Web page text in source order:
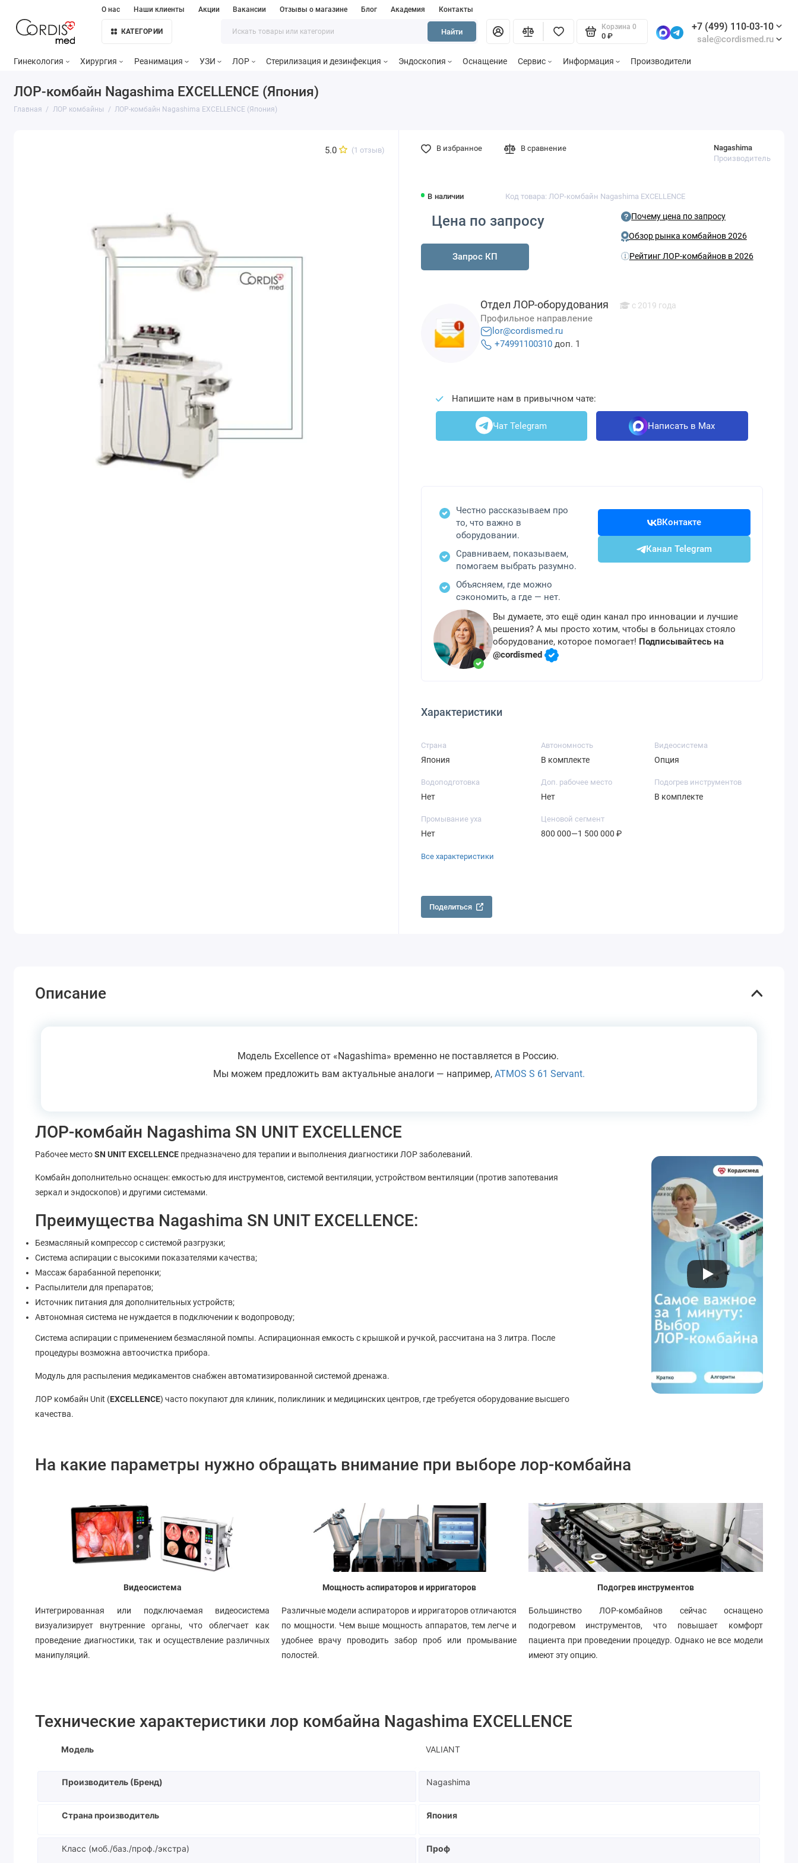
О нас Наши клиенты Акции Вакансии Отзывы о магазине Блог Академия Контакты
КАТЕГОРИИ Найти
Корзина 0
0 ₽
+7 (499) 110-03-10
sale@cordismed.ru
Гинекология Хирургия Реанимация УЗИ ЛОР Стерилизация и дезинфекция Эндоскопия Оснащение Сервис Информация Производители
ЛОР-комбайн Nagashima EXCELLENCE (Япония)
Главная ЛОР комбайны ЛОР-комбайн Nagashima EXCELLENCE (Япония)
5.0 (1 отзыв)
В наличии Код товара: ЛОР-комбайн Nagashima EXCELLENCE
Nagashima
Производитель
Цена по запросу
Запрос КП
Почему цена по запросу
Обзор рынка комбайнов 2026
Рейтинг ЛОР-комбайнов в 2026
В избранное В сравнение
Отдел ЛОР-оборудования c 2019 года
Профильное направление
lor@cordismed.ru
+74991100310 доп. 1
Напишите нам в привычном чате:
Чат Telegram Написать в Max
Честно рассказываем про
то, что важно в
оборудовании.
Сравниваем, показываем,
помогаем выбрать разумно.
Объясняем, где можно
сэкономить, а где — нет.
ВКонтакте
Канал Telegram
Вы думаете, это ещё один канал про инновации и лучшие
решения? А мы просто хотим, чтобы в больницах стояло
оборудование, которое помогает! Подписывайтесь на
@cordismed
Характеристики
Страна
Япония
Автономность
В комплекте
Видеосистема
Опция
Водоподготовка
Нет
Доп. рабочее место
Нет
Подогрев инструментов
В комплекте
Промывание уха
Нет
Ценовой сегмент
800 000—1 500 000 ₽
Все характеристики
Поделиться
Описание
Модель Excellence от «Nagashima» временно не поставляется в Россию.
Мы можем предложить вам актуальные аналоги — например, ATMOS S 61 Servant.
ЛОР-комбайн Nagashima SN UNIT EXCELLENCE
Рабочее местоSN UNIT EXCELLENCE предназначено для терапии и выполнения диагностики ЛОР заболеваний.
Комбайн дополнительно оснащен: емкостью для инструментов, системой вентиляции, устройством вентиляции (против запотевания
зеркал и эндоскопов) и другими системами.
Преимущества Nagashima SN UNIT EXCELLENCE:
Безмасляный компрессор с системой разгрузки;
Система аспирации с высокими показателями качества;
Массаж барабанной перепонки;
Распылители для препаратов;
Источник питания для дополнительных устройств;
Автономная система не нуждается в подключении к водопроводу;
Система аспирации с применением безмасляной помпы. Аспирационная емкость с крышкой и ручкой, рассчитана на 3 литра. После
процедуры возможна автоочистка прибора.
Модуль для распыления медикаментов снабжен автоматизированной системой дренажа.
ЛОР комбайн Unit (EXCELLENCE) часто покупают для клиник, поликлиник и медицинских центров, где требуется оборудование высшего
качества.
На какие параметры нужно обращать внимание при выборе лор-комбайна
Видеосистема
Интегрированная или подключаемая видеосистема
визуализирует внутренние органы, что облегчает как
проведение диагностики, так и осуществление различных
манипуляций.
Мощность аспираторов и ирригаторов
Различные модели аспираторов и ирригаторов отличаются
по мощности. Чем выше мощность аппаратов, тем легче и
удобнее врачу проводить забор проб или промывание
полостей.
Подогрев инструментов
Большинство ЛОР-комбайнов сейчас оснащено
подогревом инструментов, что повышает комфорт
пациента при проведении процедур. Однако не все модели
имеют эту опцию.
Технические характеристики лор комбайна Nagashima EXCELLENCE
Модель VALIANT
Производитель (Бренд) Nagashima
Страна производитель Япония
Класс (моб./баз./проф./экстра) Проф